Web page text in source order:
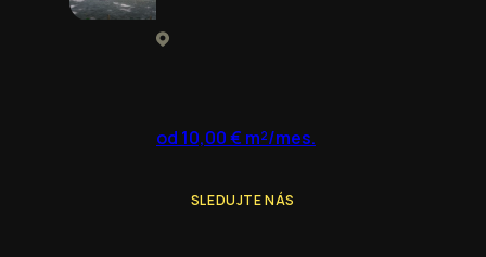
od 10,00 € m²/mes.
SLEDUJTE NÁS